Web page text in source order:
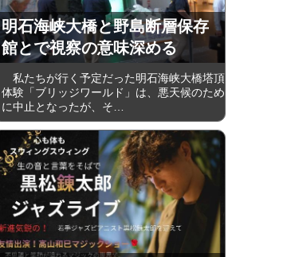
明石海峡大橋と野島断層保存
館とで視察の意味深める
私たちが行く予定だった明石海峡大橋塔頂
体験「ブリッジワールド」は、悪天候のため
に中止となったが、そ…